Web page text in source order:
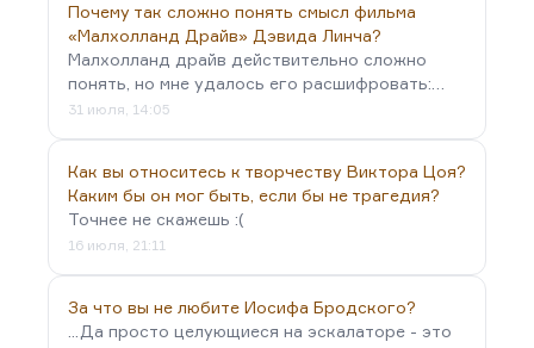
Почему так сложно понять смысл фильма
«Малхолланд Драйв» Дэвида Линча?
Малхолланд драйв действительно сложно
понять, но мне удалось его расшифровать:…
31 июля, 14:05
Как вы относитесь к творчеству Виктора Цоя?
Каким бы он мог быть, если бы не трагедия?
Точнее не скажешь :(
16 июля, 21:11
За что вы не любите Иосифа Бродского?
...Да просто целующиеся на эскалаторе - это